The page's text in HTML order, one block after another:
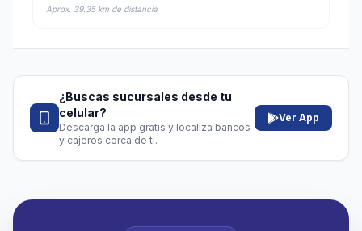
Aprox. 39.35 km de distancia
¿Buscas sucursales desde tu
celular?
Descarga la app gratis y localiza bancos
y cajeros cerca de ti.
Ver App